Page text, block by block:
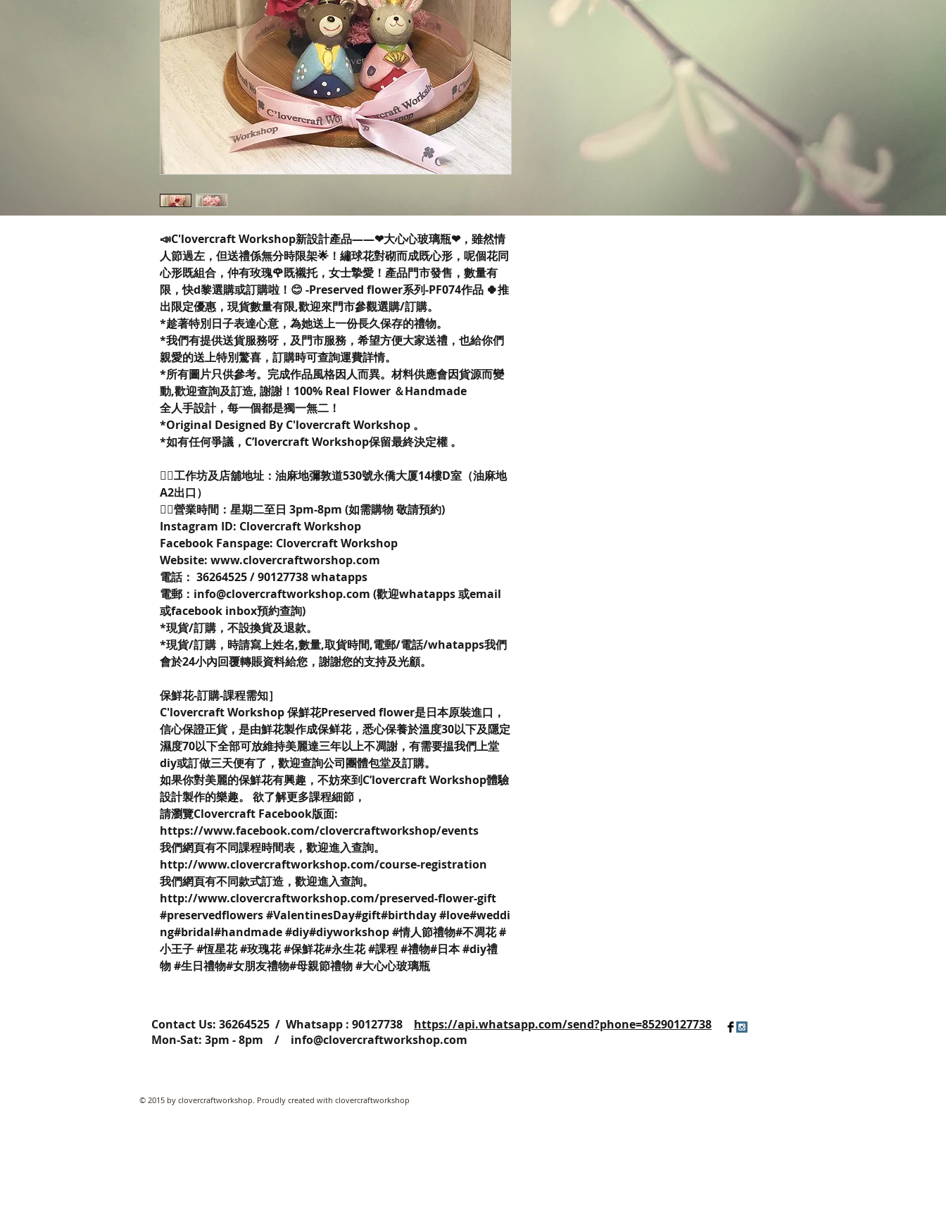
📣C'lovercraft Workshop新設計產品——❤大心心玻璃瓶❤，雖然情
人節過左，但送禮係無分時限架🌟！繡球花對砌而成既心形，呢個花同
心形既組合，仲有玫瑰🌹既襯托，女士摯愛！產品門市發售，數量有
限，快d黎選購或訂購啦！😊 -Preserved flower系列-PF074作品 🍀推
出限定優惠，現貨數量有限,歡迎來門市參觀選購/訂購。
*趁著特別日子表達心意，為她送上一份長久保存的禮物。
*我們有提供送貨服務呀，及門市服務，希望方便大家送禮，也給你們
親愛的送上特別驚喜，訂購時可查詢運費詳情。
*所有圖片只供參考。完成作品風格因人而異。材料供應會因貨源而變
動,歡迎查詢及訂造, 謝謝！100% Real Flower ＆Handmade
全人手設計，每一個都是獨一無二！
*Original Designed By C'lovercraft Workshop 。
*如有任何爭議，C’lovercraft Workshop保留最終決定權 。
👉🏻工作坊及店舖地址：油麻地彌敦道530號永僑大厦14樓D室（油麻地
A2出口）
👉🏻營業時間：星期二至日 3pm-8pm (如需購物 敬請預約)
Instagram ID: Clovercraft Workshop
Facebook Fanspage: Clovercraft Workshop
Website: www.clovercraftworshop.com
電話： 36264525 / 90127738 whatapps
電郵：info@clovercraftworkshop.com (歡迎whatapps 或email
或facebook inbox預約查詢)
*現貨/訂購，不設換貨及退款。
*現貨/訂購，時請寫上姓名,數量,取貨時間,電郵/電話/whatapps我們
會於24小內回覆轉賬資料給您，謝謝您的支持及光顧。
保鮮花-訂購-課程需知］
C'lovercraft Workshop 保鮮花Preserved flower是日本原裝進口，
信心保證正貨，是由鮮花製作成保鲜花，悉心保養於溫度30以下及隱定
濕度70以下全部可放維持美麗達三年以上不凋謝，有需要揾我們上堂
diy或訂做三天便有了，歡迎查詢公司團體包堂及訂購。
如果你對美麗的保鮮花有興趣，不妨來到C’lovercraft Workshop體驗
設計製作的樂趣。 欲了解更多課程細節，
請瀏覽Clovercraft Facebook版面:
https://www.facebook.com/clovercraftworkshop/events
我們網頁有不同課程時間表，歡迎進入查詢。
http://www.clovercraftworkshop.com/course-registration
我們網頁有不同款式訂造，歡迎進入查詢。
http://www.clovercraftworkshop.com/preserved-flower-gift
#preservedflowers #ValentinesDay#gift#birthday #love#weddi
ng#bridal#handmade #diy#diyworkshop #情人節禮物#不凋花 #
小王子 #恆星花 #玫瑰花 #保鮮花#永生花 #課程 #禮物#日本 #diy禮
物 #生日禮物#女朋友禮物#母親節禮物 #大心心玻璃瓶
Contact Us: ​​​​​​​​​​​​​​​​​​​​36264525 / Whatsapp : 90127738 https://api.whatsapp.com/send?phone=85290127738
Mon-Sat: 3pm - 8pm / info@clovercraftworkshop.com
© 2015 by clovercraftworkshop. Proudly created with clovercraftworkshop